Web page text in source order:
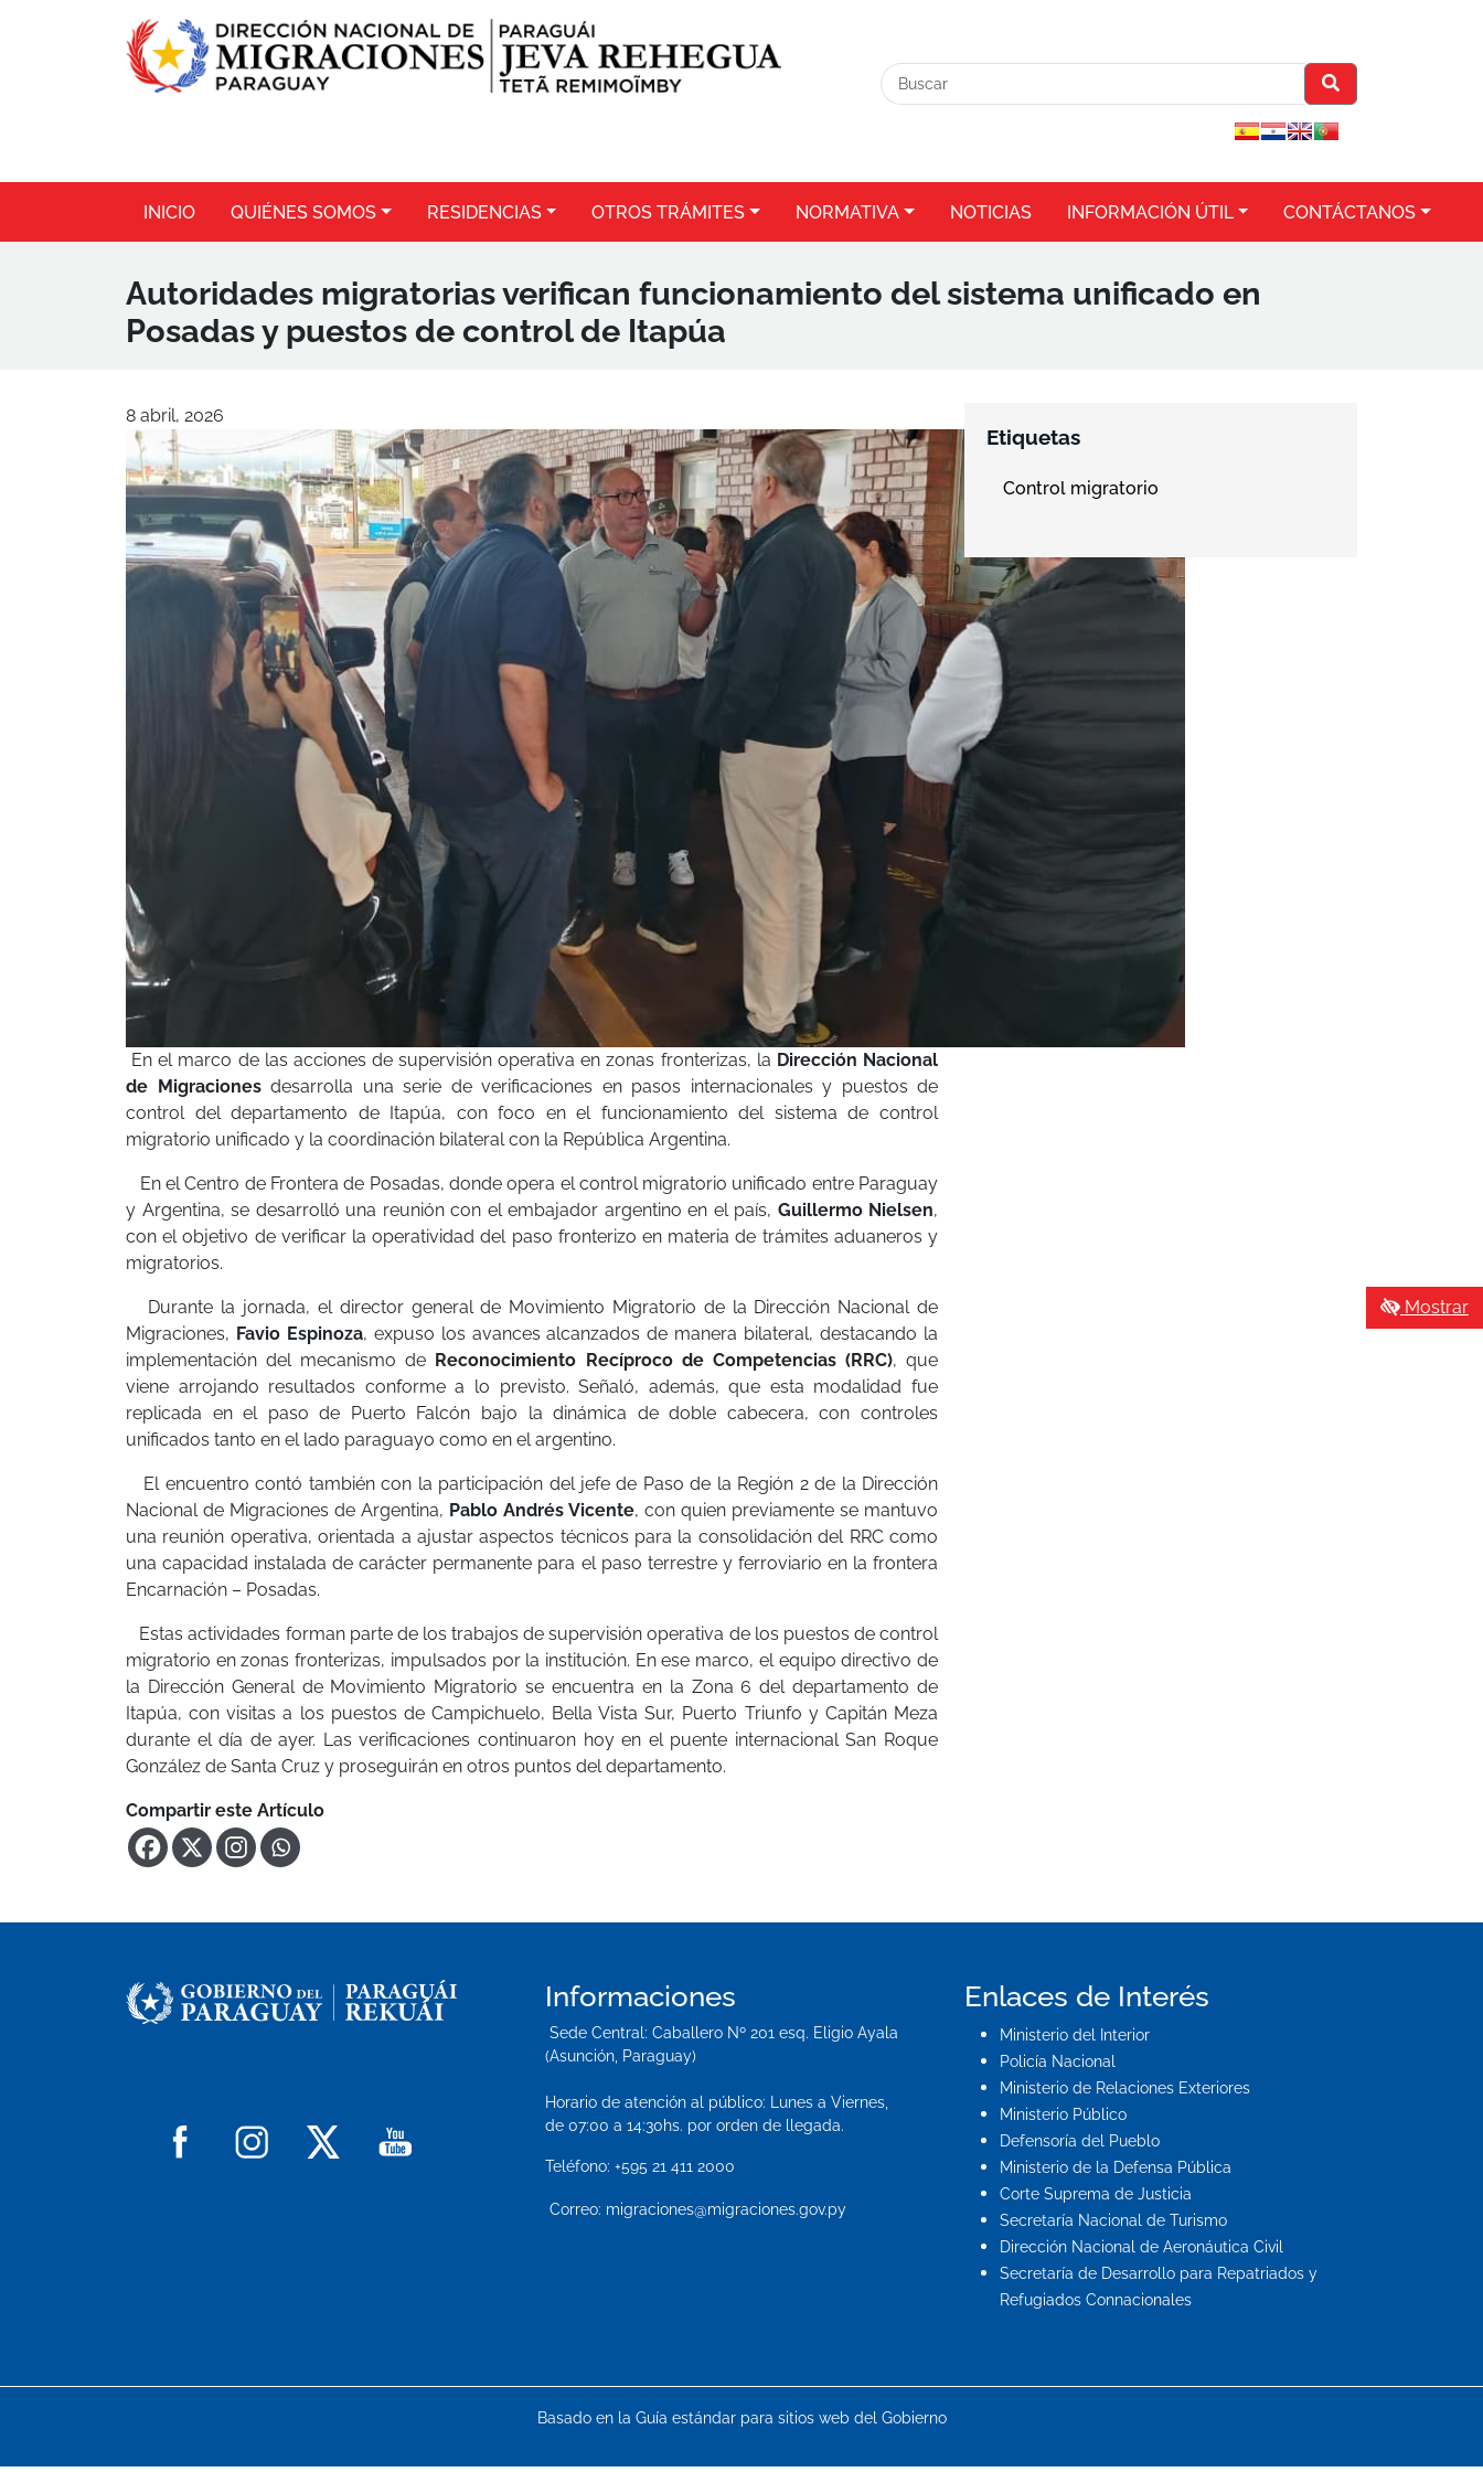
INICIO QUIÉNES SOMOS RESIDENCIAS OTROS TRÁMITES NORMATIVA NOTICIAS INFORMACIÓN ÚTIL CONTÁCTANOS
Mostrar
Autoridades migratorias verifican funcionamiento del sistema unificado en
Posadas y puestos de control de Itapúa
8 abril, 2026
En el marco de las acciones de supervisión operativa en zonas fronterizas, la Dirección Nacional
de Migraciones desarrolla una serie de verificaciones en pasos internacionales y puestos de
control del departamento de Itapúa, con foco en el funcionamiento del sistema de control
migratorio unificado y la coordinación bilateral con la República Argentina.
En el Centro de Frontera de Posadas, donde opera el control migratorio unificado entre Paraguay
y Argentina, se desarrolló una reunión con el embajador argentino en el país, Guillermo Nielsen,
con el objetivo de verificar la operatividad del paso fronterizo en materia de trámites aduaneros y
migratorios.
Durante la jornada, el director general de Movimiento Migratorio de la Dirección Nacional de
Migraciones, Favio Espinoza, expuso los avances alcanzados de manera bilateral, destacando la
implementación del mecanismo de Reconocimiento Recíproco de Competencias (RRC), que
viene arrojando resultados conforme a lo previsto. Señaló, además, que esta modalidad fue
replicada en el paso de Puerto Falcón bajo la dinámica de doble cabecera, con controles
unificados tanto en el lado paraguayo como en el argentino.
El encuentro contó también con la participación del jefe de Paso de la Región 2 de la Dirección
Nacional de Migraciones de Argentina, Pablo Andrés Vicente, con quien previamente se mantuvo
una reunión operativa, orientada a ajustar aspectos técnicos para la consolidación del RRC como
una capacidad instalada de carácter permanente para el paso terrestre y ferroviario en la frontera
Encarnación – Posadas.
Estas actividades forman parte de los trabajos de supervisión operativa de los puestos de control
migratorio en zonas fronterizas, impulsados por la institución. En ese marco, el equipo directivo de
la Dirección General de Movimiento Migratorio se encuentra en la Zona 6 del departamento de
Itapúa, con visitas a los puestos de Campichuelo, Bella Vista Sur, Puerto Triunfo y Capitán Meza
durante el día de ayer. Las verificaciones continuaron hoy en el puente internacional San Roque
González de Santa Cruz y proseguirán en otros puntos del departamento.
Compartir este Artículo
Etiquetas
Control migratorio
Informaciones
Sede Central: Caballero Nº 201 esq. Eligio Ayala
(Asunción, Paraguay)
Horario de atención al público: Lunes a Viernes,
de 07:00 a 14:30hs. por orden de llegada.
Teléfono: +595 21 411 2000
Correo: migraciones@migraciones.gov.py
Enlaces de Interés
Ministerio del Interior
Policía Nacional
Ministerio de Relaciones Exteriores
Ministerio Público
Defensoría del Pueblo
Ministerio de la Defensa Pública
Corte Suprema de Justicia
Secretaría Nacional de Turismo
Dirección Nacional de Aeronáutica Civil
Secretaría de Desarrollo para Repatriados y
Refugiados Connacionales
Basado en la Guía estándar para sitios web del Gobierno